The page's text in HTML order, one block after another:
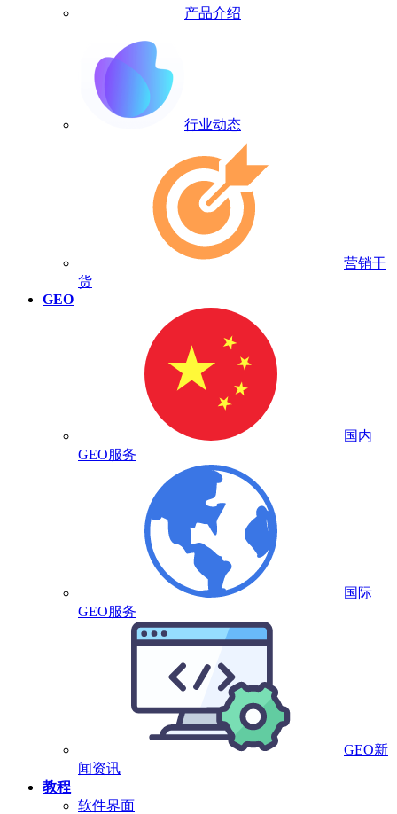
产品介绍
行业动态
营销干
货
GEO
国内
GEO服务
国际
GEO服务
GEO新
闻资讯
教程
软件界面